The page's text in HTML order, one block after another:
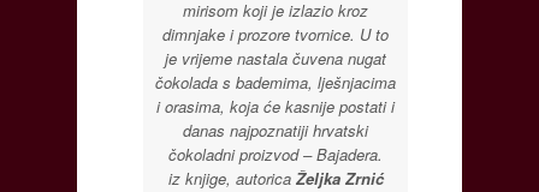
mirisom koji je izlazio kroz
dimnjake i prozore tvornice. U to
je vrijeme nastala čuvena nugat
čokolada s bademima, lješnjacima
i orasima, koja će kasnije postati i
danas najpoznatiji hrvatski
čokoladni proizvod – Bajadera.
iz knjige, autorica Željka Zrnić